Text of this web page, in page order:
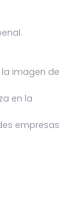
imagen de
en la
empresas